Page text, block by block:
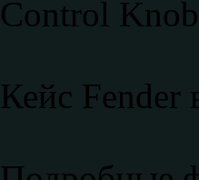
Control
Кейс Fender